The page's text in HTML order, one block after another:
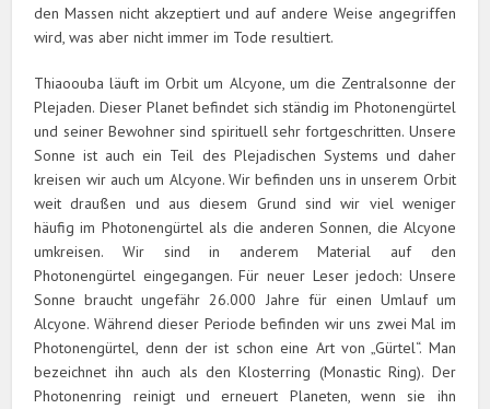
den Massen nicht akzeptiert und auf andere Weise angegriffen
wird, was aber nicht immer im Tode resultiert.
Thiaoouba läuft im Orbit um Alcyone, um die Zentralsonne der
Plejaden. Dieser Planet befindet sich ständig im Photonengürtel
und seiner Bewohner sind spirituell sehr fortgeschritten. Unsere
Sonne ist auch ein Teil des Plejadischen Systems und daher
kreisen wir auch um Alcyone. Wir befinden uns in unserem Orbit
weit draußen und aus diesem Grund sind wir viel weniger
häufig im Photonengürtel als die anderen Sonnen, die Alcyone
umkreisen. Wir sind in anderem Material auf den
Photonengürtel eingegangen. Für neuer Leser jedoch: Unsere
Sonne braucht ungefähr 26.000 Jahre für einen Umlauf um
Alcyone. Während dieser Periode befinden wir uns zwei Mal im
Photonengürtel, denn der ist schon eine Art von „Gürtel“. Man
bezeichnet ihn auch als den Klosterring (Monastic Ring). Der
Photonenring reinigt und erneuert Planeten, wenn sie ihn